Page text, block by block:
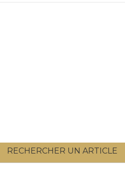
RECHERCHER UN ARTICLE